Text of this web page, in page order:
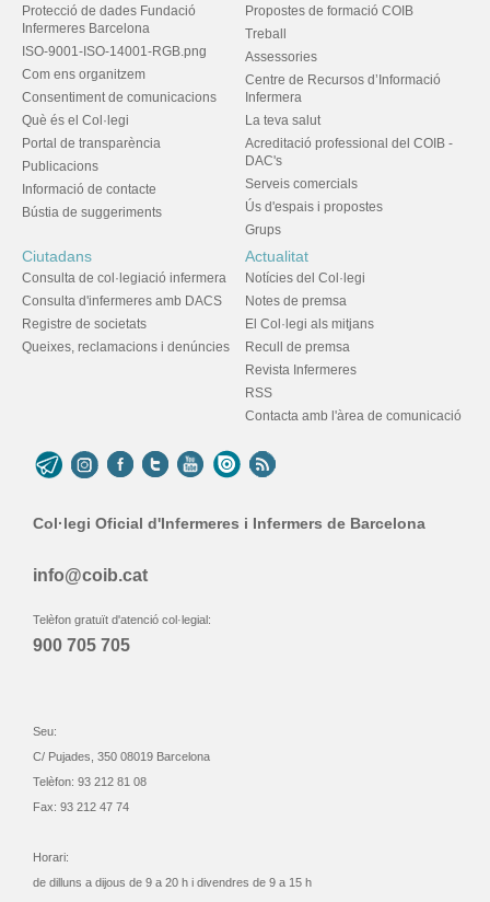
Protecció de dades Fundació
Infermeres Barcelona
ISO-9001-ISO-14001-RGB.png
Com ens organitzem
Consentiment de comunicacions
Què és el Col·legi
Portal de transparència
Publicacions
Informació de contacte
Bústia de suggeriments
Propostes de formació COIB
Treball
Assessories
Centre de Recursos d’Informació
Infermera
La teva salut
Acreditació professional del COIB -
DAC's
Serveis comercials
Ús d'espais i propostes
Grups
Ciutadans
Consulta de col·legiació infermera
Consulta d'infermeres amb DACS
Registre de societats
Queixes, reclamacions i denúncies
Actualitat
Notícies del Col·legi
Notes de premsa
El Col·legi als mitjans
Recull de premsa
Revista Infermeres
RSS
Contacta amb l'àrea de comunicació
Col·legi Oficial d'Infermeres i Infermers de Barcelona
info@coib.cat
Telèfon gratuït d'atenció col·legial:
900 705 705
Seu:
C/ Pujades, 350 08019 Barcelona
Telèfon: 93 212 81 08
Fax: 93 212 47 74
Horari:
de dilluns a dijous de 9 a 20 h i divendres de 9 a 15 h